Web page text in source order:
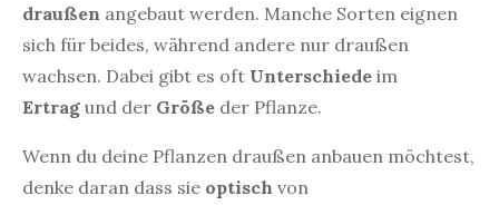
draußen angebaut werden. Manche Sorten eignen
sich für beides, während andere nur draußen
wachsen. Dabei gibt es oft Unterschiede im
Ertrag und der Größe der Pflanze.
Wenn du deine Pflanzen draußen anbauen möchtest,
denke daran dass sie optisch von